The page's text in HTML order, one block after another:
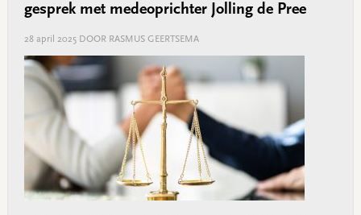
gesprek met medeoprichter Jolling de Pree
28 april 2025DOOR RASMUS GEERTSEMA